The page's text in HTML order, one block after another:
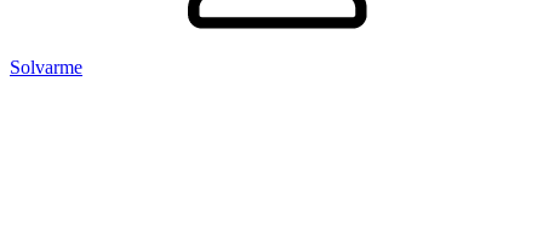
Solvarme